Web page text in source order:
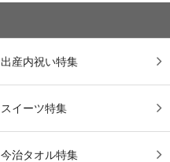
出産内祝い特集
スイーツ特集
今治タオル特集